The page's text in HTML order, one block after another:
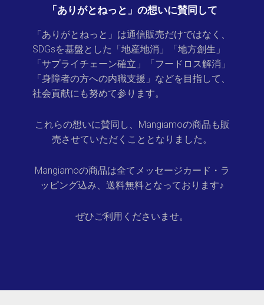
「ありがとねっと」の想いに賛同して
「ありがとねっと」は通信販売だけではなく、
SDGsを基盤とした「地産地消」「地方創生」
「サプライチェーン確立」「フードロス解消」
「身障者の方への内職支援」などを目指して、
社会貢献にも努めて参ります。
これらの想いに賛同し、Mangiamoの商品も販
売させていただくこととなりました。
Mangiamoの商品は全てメッセージカード・ラ
ッピング込み 、送料無料となっております♪
ぜひご利用くださいませ。